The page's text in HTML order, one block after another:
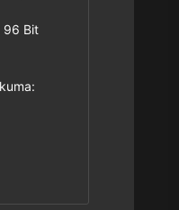
96 Bit